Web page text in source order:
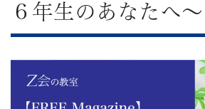
験
に
６年生のあなたへ～